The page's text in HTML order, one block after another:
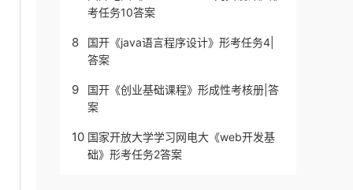
考任务10答案
8
国开《java语言程序设计》形考任务4|
答案
9
国开《创业基础课程》形成性考核册|答
案
10 国家开放大学学习网电大《web开发基
础》形考任务2答案